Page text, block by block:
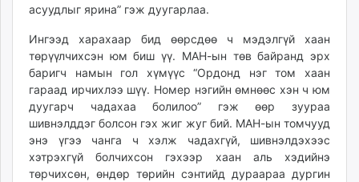
асуудлыг ярина” гэж дуугарлаа.
Ингээд харахаар бид өөрсдөө ч мэдэлгүй хаан
төрүүлчихсэн юм биш үү. МАН-ын төв байранд эрх
баригч намын гол хүмүүс “Ордонд нэг том хаан
гараад ирчихлээ шүү. Номер нэгийн өмнөөс хэн ч юм
дуугарч чадахаа болилоо” гэж өөр зуураа
шивнэлддэг болсон гэх жиг жуг бий. МАН-ын томчууд
энэ үгээ чанга ч хэлж чадахгүй, шивнэлдэхээс
хэтрэхгүй болчихсон гэхээр хаан аль хэдийнэ
төрчихсөн, өндөр төрийн сэнтийд дураараа дургин